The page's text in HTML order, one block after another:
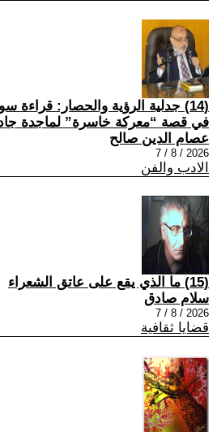
(14) جدلية الرؤية والحصار: قراءة
في قصة “معركة خاسرة” لماجدة
عصام الدين صالح
2026 / 8 / 7
الادب والفن
(15) ما الذي يقع على عاتق الشعراء
سلام صادق
2026 / 8 / 7
قضايا ثقافية